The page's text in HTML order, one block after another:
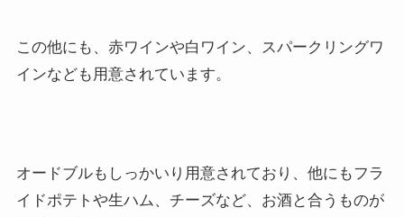
この他にも、赤ワインや白ワイン、スパークリングワ
インなども用意されています。
オードブルもしっかいり用意されており、他にもフラ
イドポテトや生ハム、チーズなど、お酒と合うものが